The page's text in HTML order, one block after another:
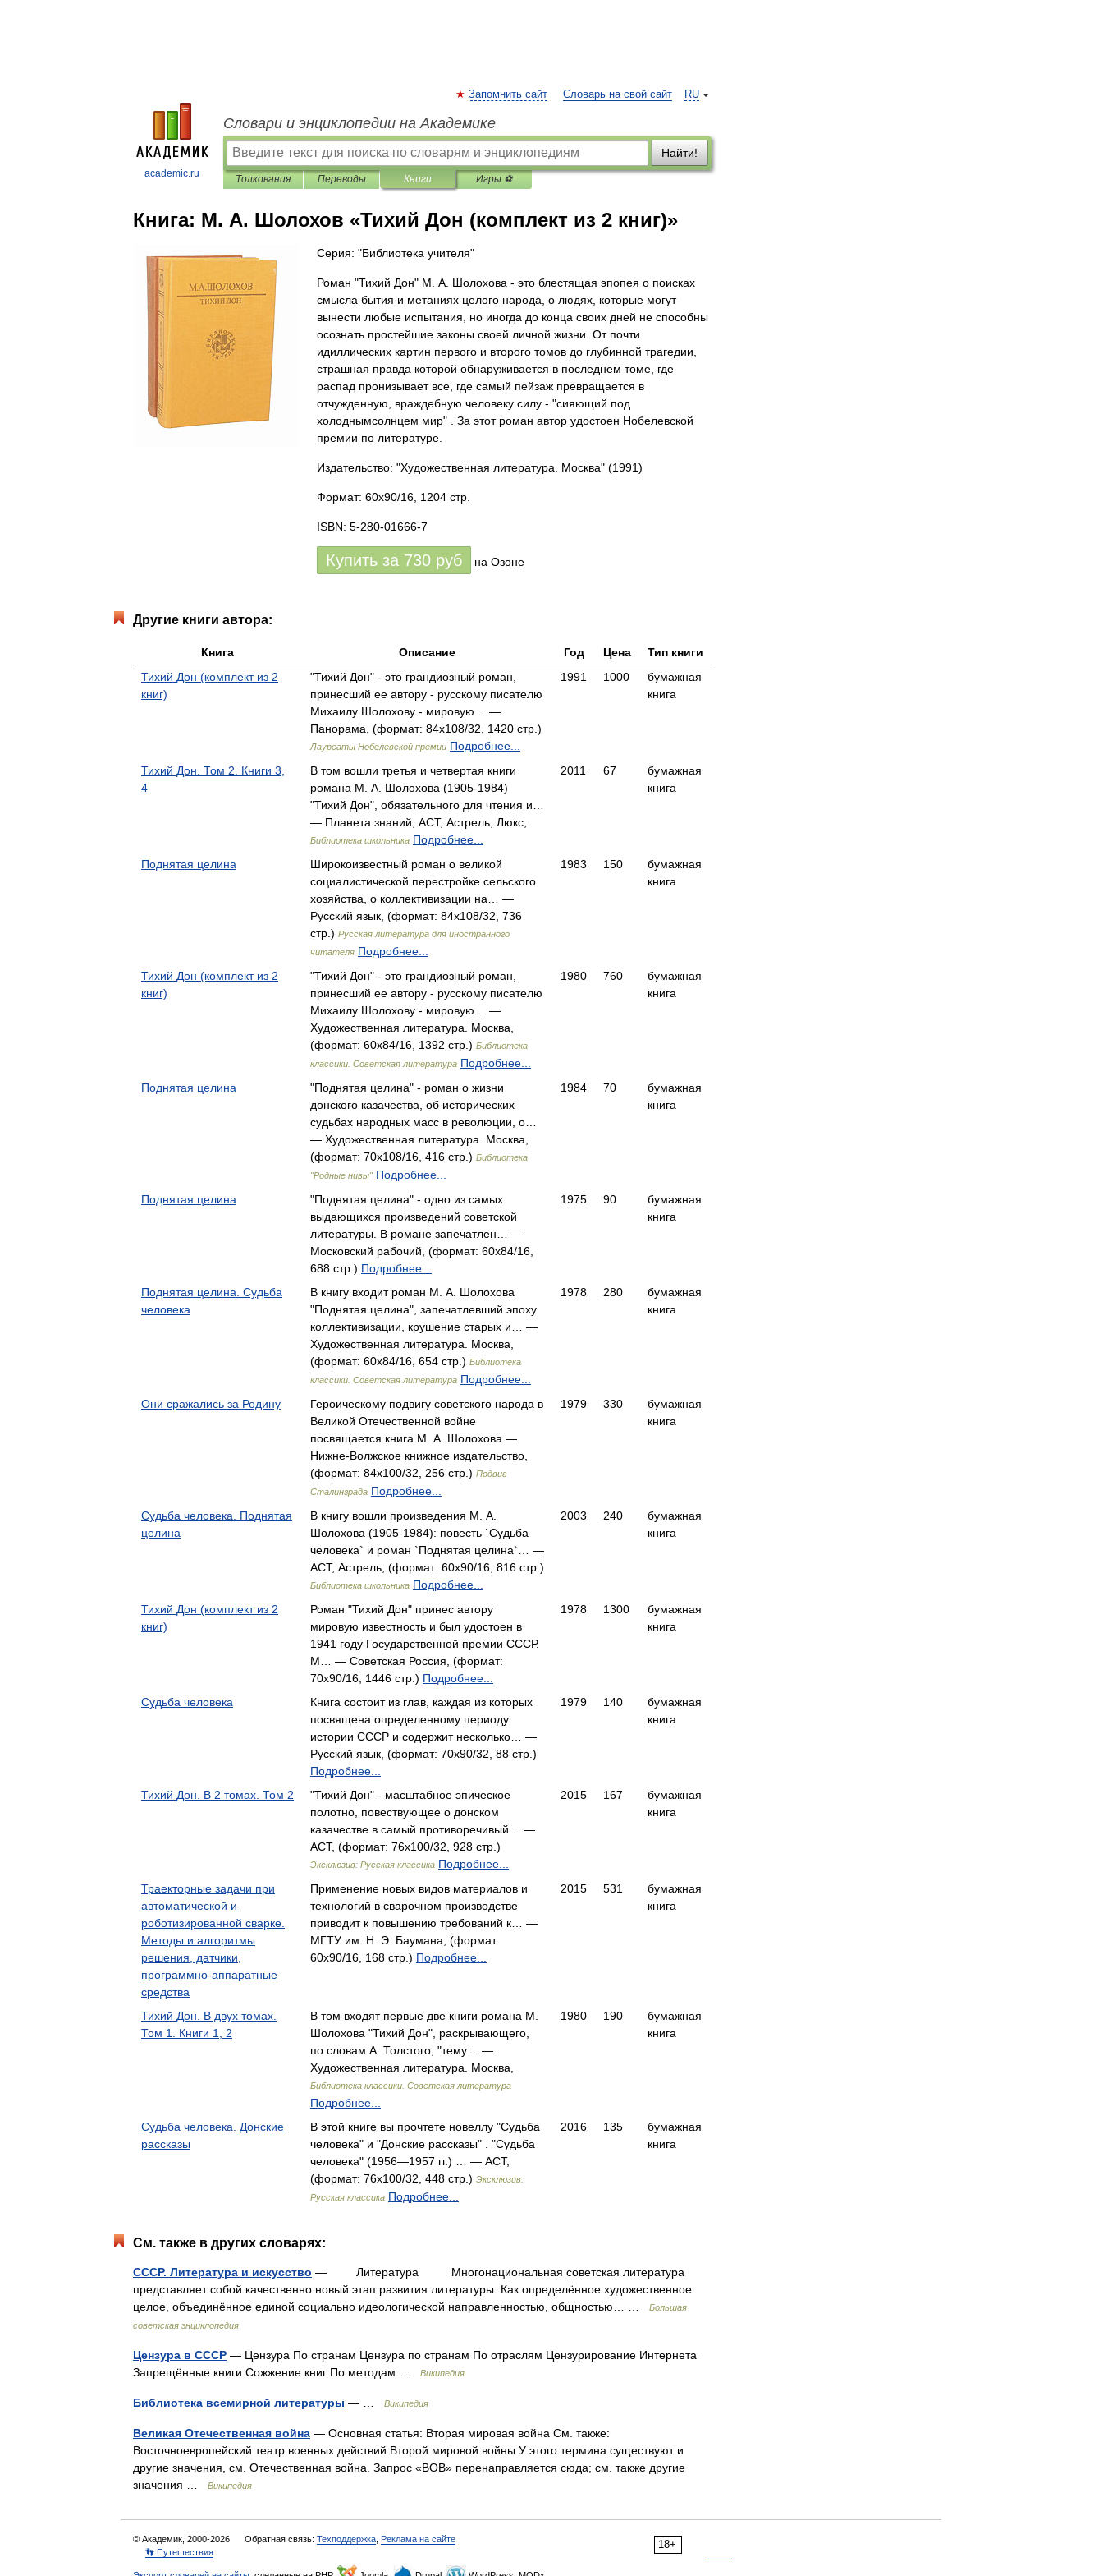
academic.ru
RU
Запомнить сайт Словарь на свой сайт
Словари и энциклопедии на Академике
Найти!
Толкования Переводы Книги Игры ⚽
Книга: М. А. Шолохов «Тихий Дон (комплект из 2 книг)»
Серия: "Библиотека учителя"
Роман "Тихий Дон" М. А. Шолохова - это блестящая эпопея о поисках
смысла бытия и метаниях целого народа, о людях, которые могут
вынести любые испытания, но иногда до конца своих дней не способны
осознать простейшие законы своей личной жизни. От почти
идиллических картин первого и второго томов до глубинной трагедии,
страшная правда которой обнаруживается в последнем томе, где
распад пронизывает все, где самый пейзаж превращается в
отчужденную, враждебную человеку силу - "сияющий под
холоднымсолнцем мир" . За этот роман автор удостоен Нобелевской
премии по литературе.
Издательство: "Художественная литература. Москва" (1991)
Формат: 60x90/16, 1204 стр.
ISBN: 5-280-01666-7
Купить за 730 руб на Озоне
Другие книги автора:
Книга Описание Год Цена
Тип книги
Тихий Дон (комплект из 2
книг)
"Тихий Дон" - это грандиозный роман,
принесший ее автору - русскому писателю
Михаилу Шолохову - мировую… —
Панорама, (формат: 84x108/32, 1420 стр.)
Лауреаты Нобелевской премии Подробнее...
1991 1000
бумажная
книга
Тихий Дон. Том 2. Книги 3,
4
В том вошли третья и четвертая книги
романа М. А. Шолохова (1905-1984)
"Тихий Дон", обязательного для чтения и…
— Планета знаний, АСТ, Астрель, Люкс,
Библиотека школьника Подробнее...
2011 67
бумажная
книга
Поднятая целина
Широкоизвестный роман о великой
социалистической перестройке сельского
хозяйства, о коллективизации на… —
Русский язык, (формат: 84x108/32, 736
стр.) Русская литература для иностранного
читателя Подробнее...
1983 150
бумажная
книга
Тихий Дон (комплект из 2
книг)
"Тихий Дон" - это грандиозный роман,
принесший ее автору - русскому писателю
Михаилу Шолохову - мировую… —
Художественная литература. Москва,
(формат: 60x84/16, 1392 стр.) Библиотека
классики. Советская литература Подробнее...
1980 760
бумажная
книга
Поднятая целина
"Поднятая целина" - роман о жизни
донского казачества, об исторических
судьбах народных масс в революции, о…
— Художественная литература. Москва,
(формат: 70x108/16, 416 стр.) Библиотека
"Родные нивы" Подробнее...
1984 70
бумажная
книга
Поднятая целина
"Поднятая целина" - одно из самых
выдающихся произведений советской
литературы. В романе запечатлен… —
Московский рабочий, (формат: 60x84/16,
688 стр.) Подробнее...
1975 90
бумажная
книга
Поднятая целина. Судьба
человека
В книгу входит роман М. А. Шолохова
"Поднятая целина", запечатлевший эпоху
коллективизации, крушение старых и… —
Художественная литература. Москва,
(формат: 60x84/16, 654 стр.) Библиотека
классики. Советская литература Подробнее...
1978 280
бумажная
книга
Они сражались за Родину
Героическому подвигу советского народа в
Великой Отечественной войне
посвящается книга М. А. Шолохова —
Нижне-Волжское книжное издательство,
(формат: 84x100/32, 256 стр.) Подвиг
Сталинграда Подробнее...
1979 330
бумажная
книга
Судьба человека. Поднятая
целина
В книгу вошли произведения М. А.
Шолохова (1905-1984): повесть `Судьба
человека` и роман `Поднятая целина`… —
АСТ, Астрель, (формат: 60x90/16, 816 стр.)
Библиотека школьника Подробнее...
2003 240
бумажная
книга
Тихий Дон (комплект из 2
книг)
Роман "Тихий Дон" принес автору
мировую известность и был удостоен в
1941 году Государственной премии СССР.
М… — Советская Россия, (формат:
70x90/16, 1446 стр.) Подробнее...
1978 1300
бумажная
книга
Судьба человека
Книга состоит из глав, каждая из которых
посвящена определенному периоду
истории СССР и содержит несколько… —
Русский язык, (формат: 70x90/32, 88 стр.)
Подробнее...
1979 140
бумажная
книга
Тихий Дон. В 2 томах. Том 2
"Тихий Дон" - масштабное эпическое
полотно, повествующее о донском
казачестве в самый противоречивый… —
АСТ, (формат: 76x100/32, 928 стр.)
Эксклюзив: Русская классика Подробнее...
2015 167
бумажная
книга
Траекторные задачи при
автоматической и
роботизированной сварке.
Методы и алгоритмы
решения, датчики,
программно-аппаратные
средства
Применение новых видов материалов и
технологий в сварочном производстве
приводит к повышению требований к… —
МГТУ им. Н. Э. Баумана, (формат:
60x90/16, 168 стр.) Подробнее...
2015 531
бумажная
книга
Тихий Дон. В двух томах.
Том 1. Книги 1, 2
В том входят первые две книги романа М.
Шолохова "Тихий Дон", раскрывающего,
по словам А. Толстого, "тему… —
Художественная литература. Москва,
Библиотека классики. Советская литература
Подробнее...
1980 190
бумажная
книга
Судьба человека. Донские
рассказы
В этой книге вы прочтете новеллу "Судьба
человека" и "Донские рассказы" . "Судьба
человека" (1956—1957 гг.) … — АСТ,
(формат: 76x100/32, 448 стр.) Эксклюзив:
Русская классика Подробнее...
2016 135
бумажная
книга
См. также в других словарях:
СССР. Литература и искусство — Литература Многонациональная советская литература
представляет собой качественно новый этап развития литературы. Как определённое художественное
целое, объединённое единой социально идеологической направленностью, общностью… …
Большая
советская энциклопедия
Цензура в СССР — Цензура По странам Цензура по странам По отраслям Цензурирование Интернета
Запрещённые книги Сожжение книг По методам …
Википедия
Библиотека всемирной литературы — … Википедия
Великая Отечественная война — Основная статья: Вторая мировая война См. также:
Восточноевропейский театр военных действий Второй мировой войны У этого термина существуют и
другие значения, см. Отечественная война. Запрос «ВОВ» перенаправляется сюда; см. также другие
значения …
Википедия
18+
© Академик, 2000-2026 Обратная связь: Техподдержка Реклама на сайте
👣 Путешествия